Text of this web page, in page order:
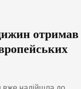
отримав